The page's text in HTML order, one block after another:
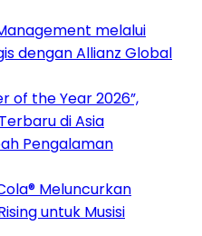
melalui
dengan Allianz Global
of the Year 2026”,
di Asia
Pengalaman
Meluncurkan
untuk Musisi